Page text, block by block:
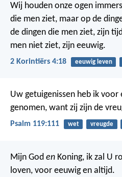
Wij houden onze ogen
die men ziet, maar op de
de dingen die men ziet, zijn
men niet ziet, zijn eeuwig.
2 Korintiërs 4:18 eeuwig leven
Uw getuigenissen heb ik
genomen, want zij zijn de
Psalm 119:111 wet vreugde
Mijn God en Koning, ik zal U
loven, voor eeuwig en altijd.